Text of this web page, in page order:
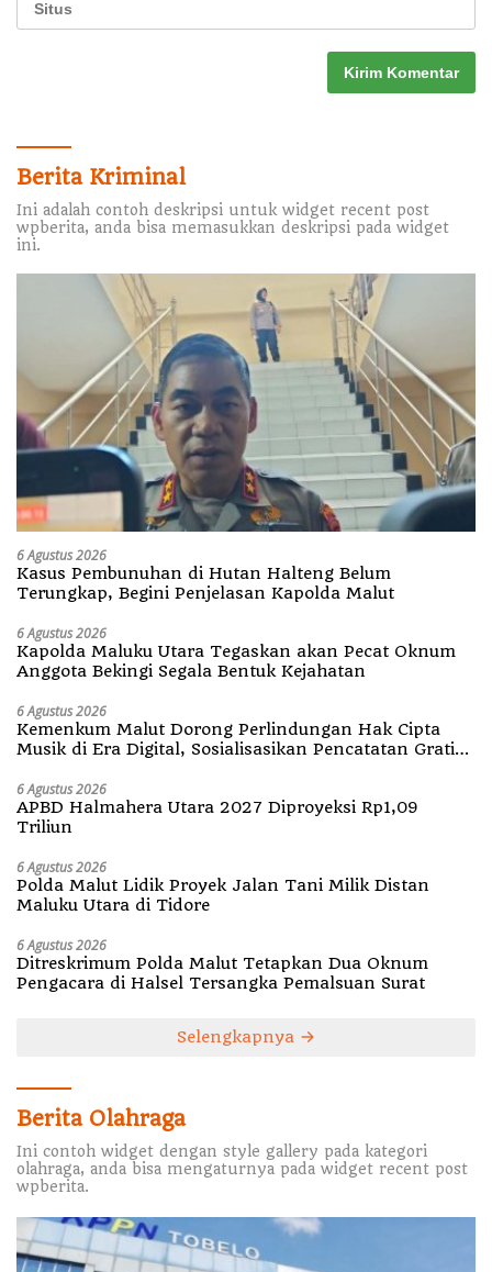
Berita Kriminal
Ini adalah contoh deskripsi untuk widget recent post
wpberita, anda bisa memasukkan deskripsi pada widget
ini.
6 Agustus 2026
Kasus Pembunuhan di Hutan Halteng Belum
Terungkap, Begini Penjelasan Kapolda Malut
6 Agustus 2026
Kapolda Maluku Utara Tegaskan akan Pecat Oknum
Anggota Bekingi Segala Bentuk Kejahatan
6 Agustus 2026
Kemenkum Malut Dorong Perlindungan Hak Cipta
Musik di Era Digital, Sosialisasikan Pencatatan Gratis
6 Agustus 2026
APBD Halmahera Utara 2027 Diproyeksi Rp1,09
Triliun
6 Agustus 2026
Polda Malut Lidik Proyek Jalan Tani Milik Distan
Maluku Utara di Tidore
6 Agustus 2026
Ditreskrimum Polda Malut Tetapkan Dua Oknum
Pengacara di Halsel Tersangka Pemalsuan Surat
Selengkapnya
Berita Olahraga
Ini contoh widget dengan style gallery pada kategori
olahraga, anda bisa mengaturnya pada widget recent post
wpberita.